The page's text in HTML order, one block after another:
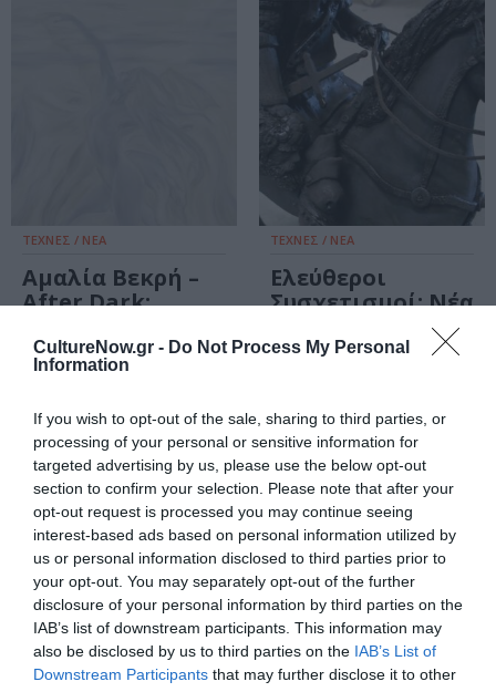
CultureNow.gr - Do Not Process My Personal
Information
If you wish to opt-out of the sale, sharing to third parties, or
processing of your personal or sensitive information for
targeted advertising by us, please use the below opt-out
section to confirm your selection. Please note that after your
opt-out request is processed you may continue seeing
interest-based ads based on personal information utilized by
us or personal information disclosed to third parties prior to
your opt-out. You may separately opt-out of the further
disclosure of your personal information by third parties on the
IAB’s list of downstream participants. This information may
also be disclosed by us to third parties on the IAB’s List of
Downstream Participants that may further disclose it to other
ΤΕΧΝΕΣ / ΝΕΑ
Αμαλία Βεκρή –
After Dark:
γκαλερί The
Breeder
ΤΕΧΝΕΣ / ΝΕΑ
Ελεύθεροι
Συσχετισμοί: Νέα
έκθεση στο
Θεσσαλονίκης